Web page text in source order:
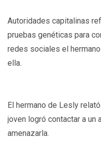
Autoridades capitalinas
pruebas genéticas para
redes sociales el
ella.
El hermano de Lesly
joven logró contactar a un
amenazarla.